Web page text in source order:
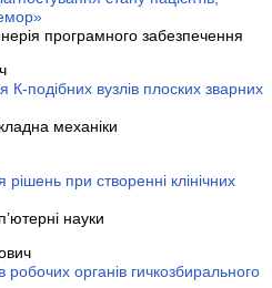
програмного забезпечення
подібних вузлів плоских зварних
механіки
при створенні клінічних
науки
органів гичкозбирального